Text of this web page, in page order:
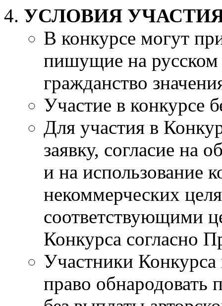
УСЛОВИЯ
В конкурсе могут
пишущие на
гражданство
Участие в конкурсе
Для участия в
заявку, согласие на
и на использование
некоммерческих
соответствующими
Конкурса согласно
Участники Конкурса
право обнародовать